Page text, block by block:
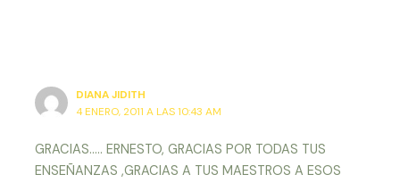
DIANA JIDITH
4 ENERO, 2011 A LAS 10:43 AM
GRACIAS….. ERNESTO, GRACIAS POR TODAS TUS
ENSEÑANZAS ,GRACIAS A TUS MAESTROS A ESOS